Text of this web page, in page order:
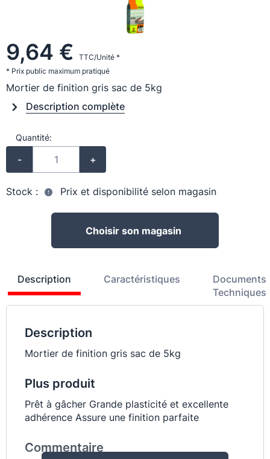
9,64 €
TTC/Unité *
* Prix public maximum pratiqué
Mortier de finition gris sac de 5kg
Description complète
Quantité:
- +
Stock : Prix et disponibilité selon magasin
Choisir son magasin
Description Caractéristiques
Documents
Techniques
Description
Mortier de finition gris sac de 5kg
Plus produit
Prêt à gâcher Grande plasticité et excellente
adhérence Assure une finition parfaite
Commentaire